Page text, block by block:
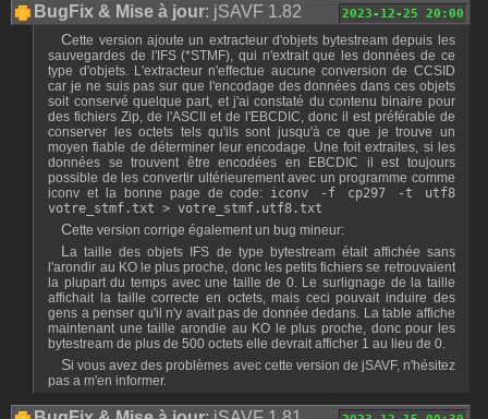
2023-12-25 20:00
BugFix & Mise à jour: jSAVF 1.82
Cette version ajoute un extracteur d'objets bytestream depuis les
sauvegardes de l'IFS (*STMF), qui n'extrait que les données de ce
type d'objets. L'extracteur n'effectue aucune conversion de CCSID
car je ne suis pas sur que l'encodage des données dans ces objets
soit conservé quelque part, et j'ai constaté du contenu binaire pour
des fichiers Zip, de l'ASCII et de l'EBCDIC, donc il est préférable de
conserver les octets tels qu'ils sont jusqu'à ce que je trouve un
moyen fiable de déterminer leur encodage. Une foit extraites, si les
données se trouvent être encodées en EBCDIC il est toujours
possible de les convertir ultérieurement avec un programme comme
iconv et la bonne page de code: iconv -f cp297 -t utf8
votre_stmf.txt > votre_stmf.utf8.txt
Cette version corrige également un bug mineur:
La taille des objets IFS de type bytestream était affichée sans
l'arondir au KO le plus proche, donc les petits fichiers se retrouvaient
la plupart du temps avec une taille de 0. Le surlignage de la taille
affichait la taille correcte en octets, mais ceci pouvait induire des
gens a penser qu'il n'y avait pas de donnée dedans. La table affiche
maintenant une taille arondie au KO le plus proche, donc pour les
bytestream de plus de 500 octets elle devrait afficher 1 au lieu de 0.
Si vous avez des problèmes avec cette version de jSAVF, n'hésitez
pas a m'en informer.